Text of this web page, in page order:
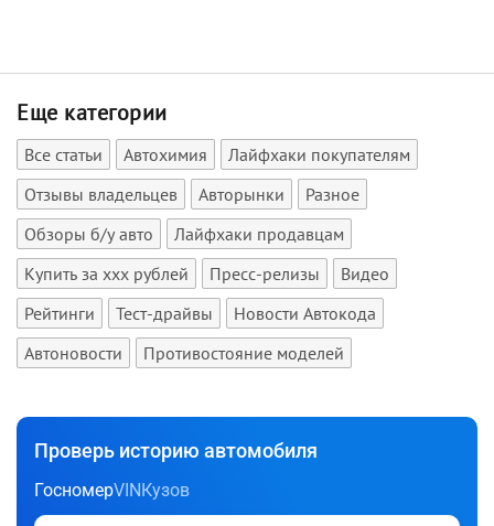
Еще категории
Все статьи Автохимия
Лайфхаки покупателям
Отзывы владельцев
Авторынки
Разное
Обзоры б/у авто
Лайфхаки продавцам
Купить за xxx рублей
Пресс-релизы
Видео
Рейтинги
Тест-драйвы
Новости Автокода
Автоновости
Противостояние моделей
Проверь историю автомобиля
ГосномерVIN Кузов